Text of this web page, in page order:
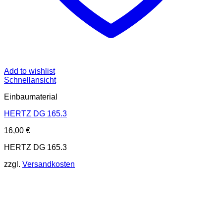
Add to wishlist
Schnellansicht
Einbaumaterial
HERTZ DG 165.3
16,00 €
HERTZ DG 165.3
zzgl. Versandkosten